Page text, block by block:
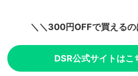
＼ ＼300円OFFで買えるの
DSR公式サイトはこ